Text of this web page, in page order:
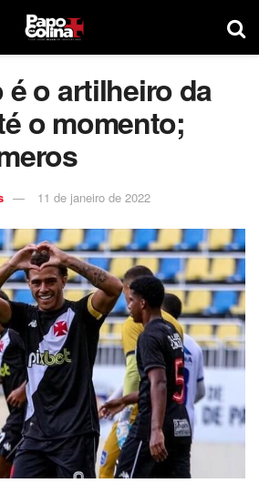
é o artilheiro da
o momento;
11 de janeiro de 2022